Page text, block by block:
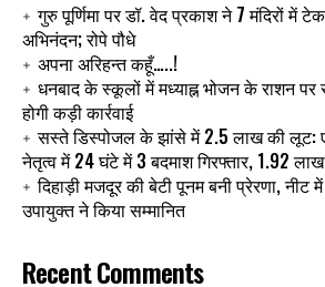
गुरु पूर्णिमा पर डॉ. वेद प्रकाश ने 7 मंदिरों में
अभिनंदन; रोपे पौधे
अपना अरिहन्त कहूँ…..!
धनबाद के स्कूलों में मध्याह्न भोजन के राशन
होगी कड़ी कार्रवाई
सस्ते डिस्पोजल के झांसे में 2.5 लाख की लूट:
नेतृत्व में 24 घंटे में 3 बदमाश गिरफ्तार, 1.92
दिहाड़ी मजदूर की बेटी पूनम बनी प्रेरणा, नीट
उपायुक्त ने किया सम्मानित
Recent Comments